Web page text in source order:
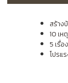
สร้าง
10 เห
5 เรื่อ
โปรแ